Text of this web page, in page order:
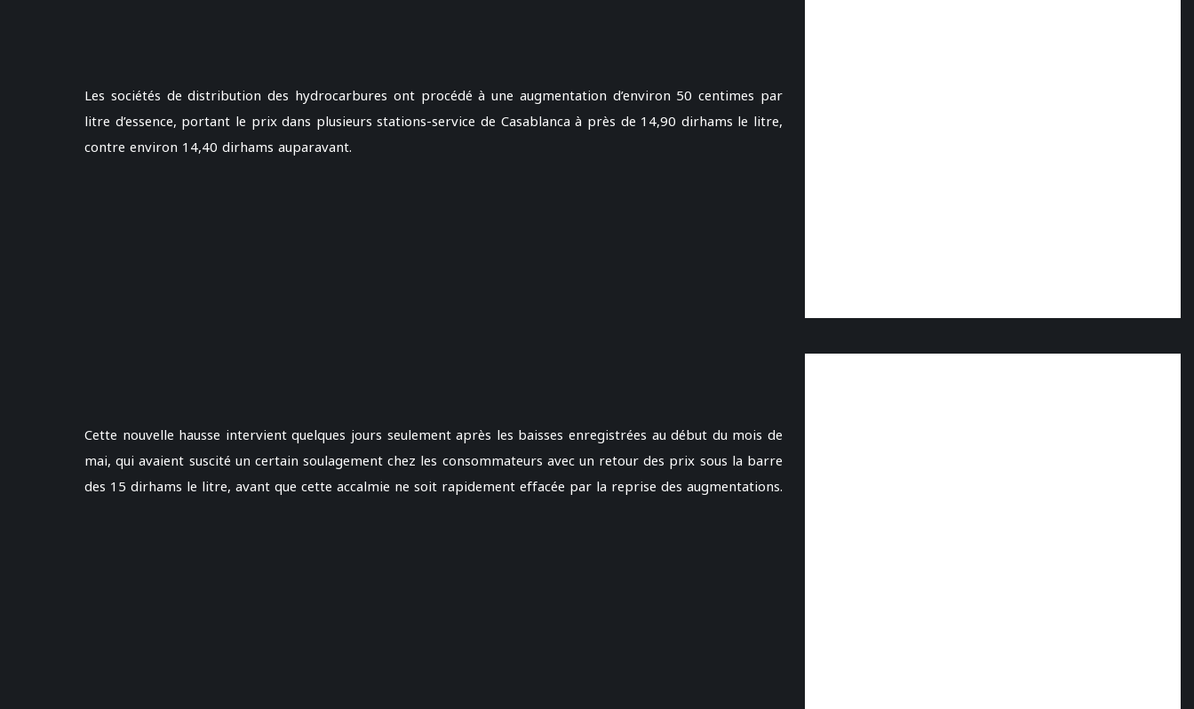
Les sociétés de distribution des hydrocarbures ont procédé à une augmentation d’environ 50 centimes par
litre d’essence, portant le prix dans plusieurs stations-service de Casablanca à près de 14,90 dirhams le litre,
contre environ 14,40 dirhams auparavant.
Cette nouvelle hausse intervient quelques jours seulement après les baisses enregistrées au début du mois de
mai, qui avaient suscité un certain soulagement chez les consommateurs avec un retour des prix sous la barre
des 15 dirhams le litre, avant que cette accalmie ne soit rapidement effacée par la reprise des augmentations.